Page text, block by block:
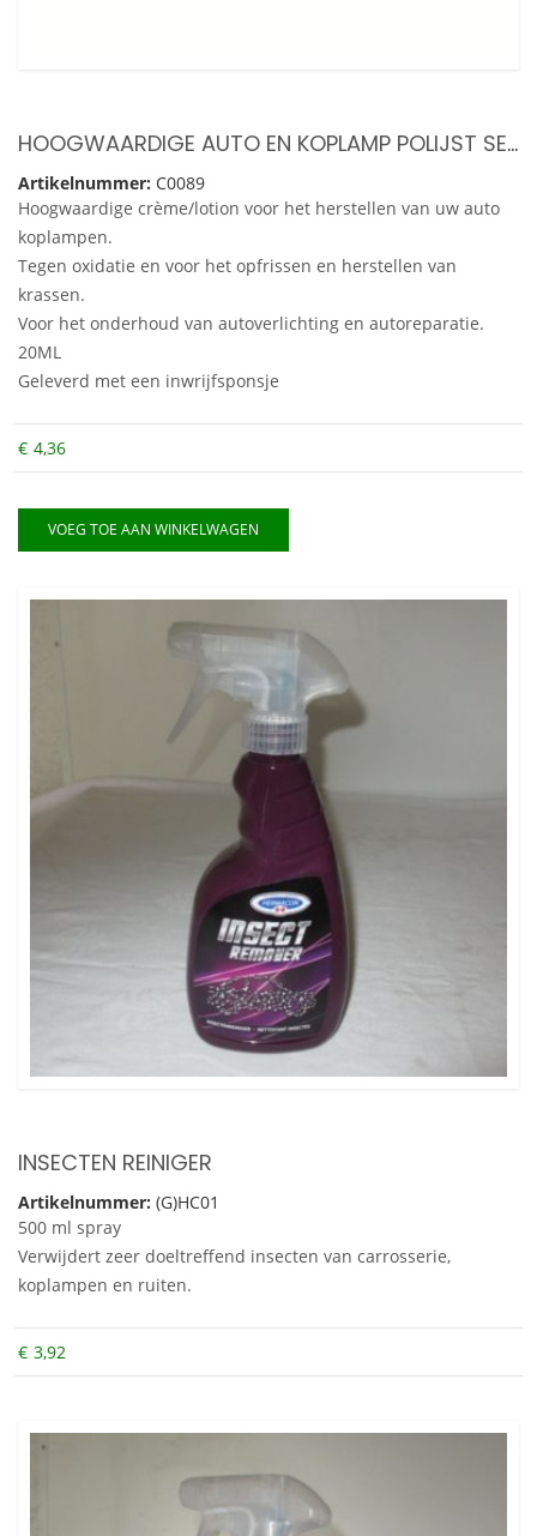
HOOGWAARDIGE AUTO EN KOPLAMP POLIJST SET – 20ML LOTION EN SPONSJE – REPARATIE SET – HERSTEL EN BESCHERMING VAN KRASSEN – POLIJST SET – HEADLIGHT REPAIR LOTION – LOTION EN INWRIJFSPONS
Artikelnummer: C0089
Hoogwaardige crème/lotion voor het herstellen van uw auto
koplampen.
Tegen oxidatie en voor het opfrissen en herstellen van
krassen.
Voor het onderhoud van autoverlichting en autoreparatie.
20ML
Geleverd met een inwrijfsponsje
€ 4,36
VOEG TOE AAN WINKELWAGEN
INSECTEN REINIGER
Artikelnummer: (G)HC01
500 ml spray
Verwijdert zeer doeltreffend insecten van carrosserie,
koplampen en ruiten.
€ 3,92